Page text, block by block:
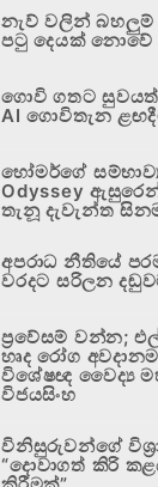
නැව් වලින් බහලුම්
පටු දෙයක් නොවේ
ගොවි ගතට
AI ගොවිතැන
හෝමර්ගේ
Odyssey
තැනූ දැවැන්ත
අපරාධ නීතියේ
වරදට සරිලන
ප්‍රවේසම් වන්න;
හෘද රෝග
විශේෂඥ වෛද්‍ය
විජයසිංහ
විනිසුරුවන්ගේ
“දොවාගත් කිරි